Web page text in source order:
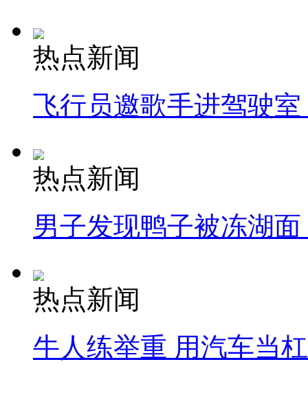
热点新闻
飞行员邀歌手进驾驶
热点新闻
男子发现鸭子被冻湖
热点新闻
牛人练举重 用汽车当